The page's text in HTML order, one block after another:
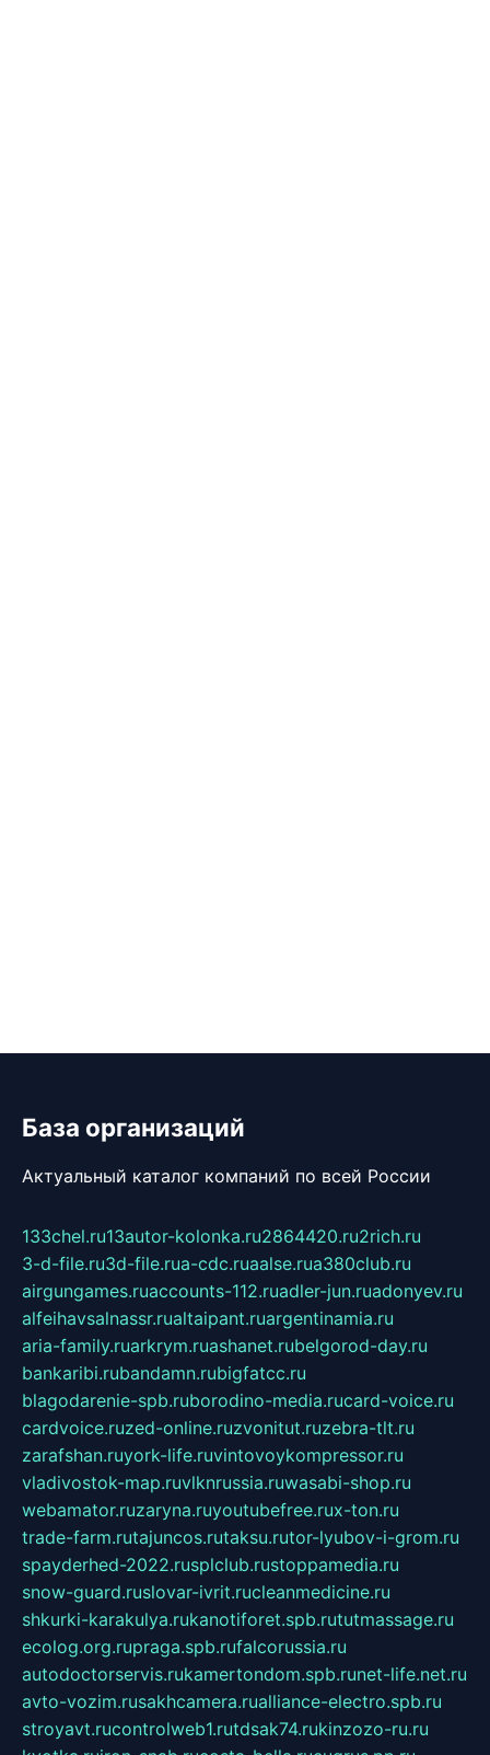
База организаций
Актуальный каталог компаний по всей России
133chel.ru13autor-kolonka.ru2864420.ru2rich.ru
3-d-file.ru3d-file.rua-cdc.ruaalse.rua380club.ru
airgungames.ruaccounts-112.ruadler-jun.ruadonyev.ru
alfeihavsalnassr.rualtaipant.ruargentinamia.ru
aria-family.ruarkrym.ruashanet.rubelgorod-day.ru
bankaribi.rubandamn.rubigfatcc.ru
blagodarenie-spb.ruborodino-media.rucard-voice.ru
cardvoice.ruzed-online.ruzvonitut.ruzebra-tlt.ru
zarafshan.ruyork-life.ruvintovoykompressor.ru
vladivostok-map.ruvlknrussia.ruwasabi-shop.ru
webamator.ruzaryna.ruyoutubefree.rux-ton.ru
trade-farm.rutajuncos.rutaksu.rutor-lyubov-i-grom.ru
spayderhed-2022.rusplclub.rustoppamedia.ru
snow-guard.ruslovar-ivrit.rucleanmedicine.ru
shkurki-karakulya.rukanotiforet.spb.rututmassage.ru
ecolog.org.rupraga.spb.rufalcorussia.ru
autodoctorservis.rukamertondom.spb.runet-life.net.ru
avto-vozim.rusakhcamera.rualliance-electro.spb.ru
stroyavt.rucontrolweb1.rutdsak74.rukinzozo-ru.ru